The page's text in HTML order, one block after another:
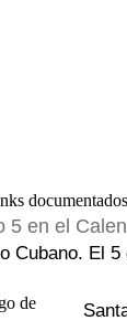
5 en el
Cubano. El